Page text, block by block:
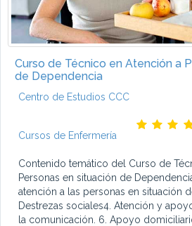
Curso de Técnico en Atención a
de Dependencia
Centro de Estudios CCC
Cursos de Enfermería
Contenido temático del Curso de
Personas en situación de
atención a las personas en situación
Destrezas sociales4. Atención y
la comunicación. 6. Apoyo